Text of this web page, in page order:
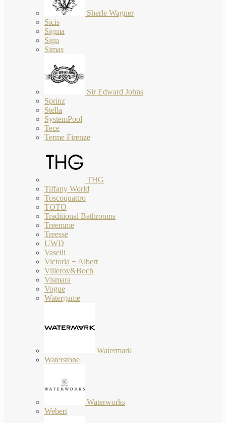
Sherle Wagner
Sicis
Sigma
Sign
Simas
Sir Edward Johns
Sprinz
Stella
SystemPool
Tece
Terme Firenze
THG
Tiffany World
Toscoquattro
TOTO
Traditional Bathrooms
Treemme
Treesse
UWD
Vaselli
Victoria + Albert
Villeroy&Boch
Vismara
Vogue
Watergame
Watermark
Waterstone
Waterworks
Webert